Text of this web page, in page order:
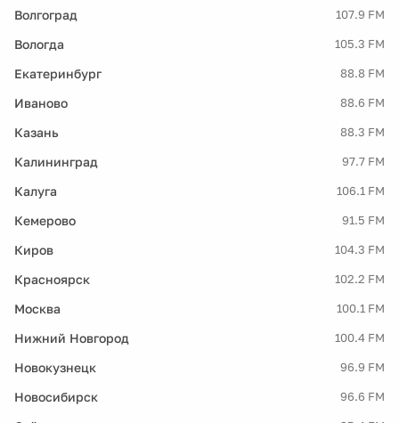
Волгоград 107.9 FM
Вологда 105.3 FM
Екатеринбург 88.8 FM
Иваново 88.6 FM
Казань 88.3 FM
Калининград 97.7 FM
Калуга 106.1 FM
Кемерово 91.5 FM
Киров 104.3 FM
Красноярск 102.2 FM
Москва 100.1 FM
Нижний Новгород 100.4 FM
Новокузнецк 96.9 FM
Новосибирск 96.6 FM